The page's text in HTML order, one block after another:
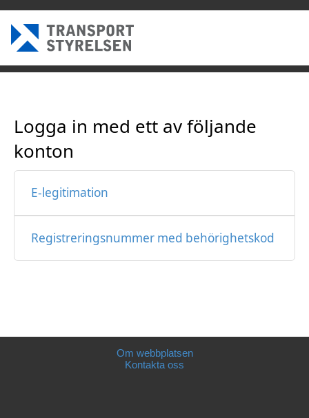
Logga in med ett av följande
konton
E-legitimation
Registreringsnummer med behörighetskod
Om webbplatsen
Kontakta oss